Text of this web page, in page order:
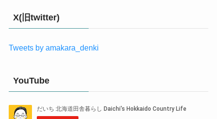
X(旧twitter)
Tweets by amakara_denki
YouTube